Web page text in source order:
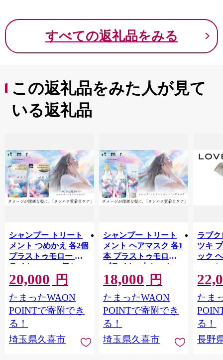
すべての返礼品をみる
この返礼品をみた人が見て
いる返礼品
シャンプー トリート
メント つめかえ 各2個
プラストゥモロー ブ
ライト 400ml 4個セッ
ト | 美容 ヘアケア つ
めかえ 詰め替え ブリ
ーチ 口コミ 香り リピ
ート ランキング ロン
グ ストレート サラサ
ラ 洗い上がり パサつ
き カラー 髪 保湿 ダメ
20,000 円
たまったWAON
POINTで寄附でき
る！
埼玉県久喜市
シャンプー トリート
メント ヘアマスク 各1
本 プラストゥモロー
ブライト 3本セット |
美容 ヘアケア つめか
え 詰め替え ブリーチ
口コミ 香り リピート
ランキング ロング ス
トレート サラサラ 洗
い上がり パサつき カ
ラー 髪 保湿 ダメージ
18,000 円
たまったWAON
POINTで寄附でき
る！
埼玉県久喜市
ラブク
ツキ
ック
コーム
つや
市
たま
る！
長野